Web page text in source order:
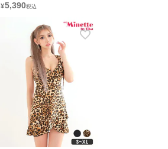
用/S~XLサイズ対応) | myMinette/マ
¥5,390